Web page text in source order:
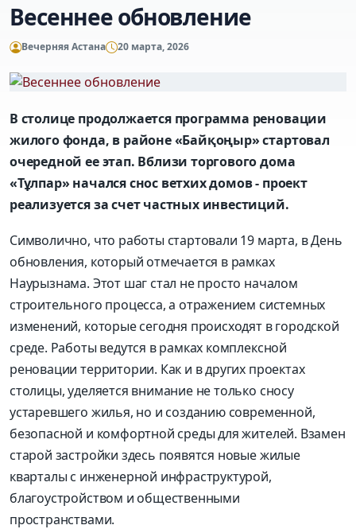
Весеннее обновление
Вечерняя Астана 20 марта, 2026
В столице продолжается программа реновации
жилого фонда, в районе «Байқоңыр» стартовал
очередной ее этап. Вблизи торгового дома
«Тұлпар» начался снос ветхих домов - проект
реализуется за счет частных инвестиций.
Символично, что работы стартовали 19 марта, в День
обновления, который отмечается в рамках
Наурызнама. Этот шаг стал не просто началом
строительного процесса, а отражением системных
изменений, которые сегодня происходят в городской
среде. Работы ведутся в рамках комплексной
реновации территории. Как и в других проектах
столицы, уделяется внимание не только сносу
устаревшего жилья, но и созданию современной,
безопасной и комфортной среды для жителей. Взамен
старой застройки здесь появятся новые жилые
кварталы с инженерной инфраструктурой,
благоустройством и общественными
пространствами.